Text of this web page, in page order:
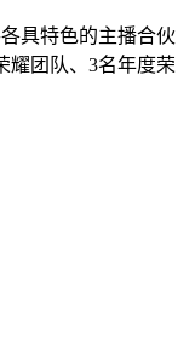
具特色的主播合伙
耀团队、3名年度荣